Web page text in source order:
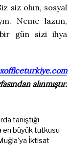
siz olun, sosyal
Neme lazım,
gün sizi ihya
alınmıştır.
tanıştığı
en büyük tutkusu
İktisat